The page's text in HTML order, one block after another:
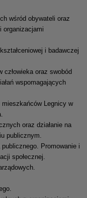
wśród obywateli oraz
organizacjami
i badawczej
człowieka oraz swobód
wspomagających
mieszkańców Legnicy w
oraz działanie na
publicznym.
Promowanie i
społecznej.